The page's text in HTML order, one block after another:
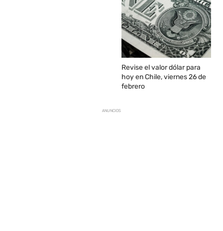
Revise el valor dólar para
hoy en Chile, viernes 26 de
febrero
ANUNCIOS